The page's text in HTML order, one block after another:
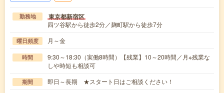
勤務地 東京都新宿区
四ツ谷駅から徒歩2分／麹町駅から徒歩7分
曜日頻度 月～金
時間
9:30～18:30（実働8時間）【残業】10～20時間／月※残業な
しや時短も相談可
期間 即日～長期 ★スタート日はご相談ください！